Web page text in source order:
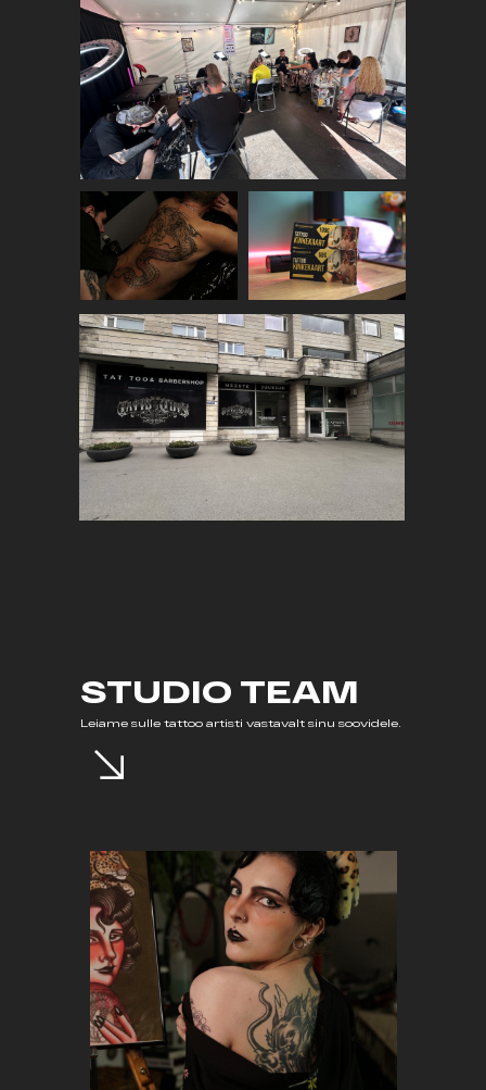
STUDIO TEAM
Leiame sulle tattoo artisti vastavalt sinu soovidele.